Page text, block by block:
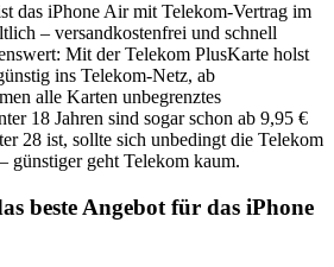
das iPhone Air mit Telekom-Vertrag im
– versandkostenfrei und schnell
Mit der Telekom PlusKarte holst
ins Telekom-Netz, ab
alle Karten unbegrenztes
18 Jahren sind sogar schon ab 9,95 €
28 ist, sollte sich unbedingt die Telekom
günstiger geht Telekom kaum.
beste Angebot für das iPhone